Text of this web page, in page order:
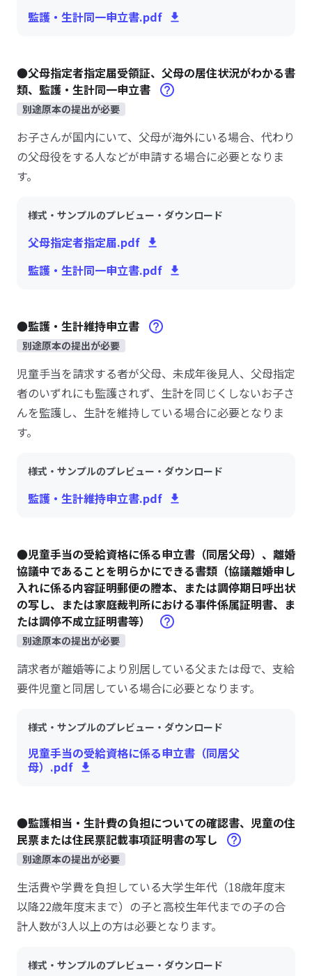
監護・生計同一申立書.pdf
●父母指定者指定届受領証、父母の居住状況がわかる書
類、監護・生計同一申立書
別途原本の提出が必要
お子さんが国内にいて、父母が海外にいる場合、代わり
の父母役をする人などが申請する場合に必要となりま
す。
様式・サンプルのプレビュー・ダウンロード
父母指定者指定届.pdf
監護・生計同一申立書.pdf
●監護・生計維持申立書
別途原本の提出が必要
児童手当を請求する者が父母、未成年後見人、父母指定
者のいずれにも監護されず、生計を同じくしないお子さ
んを監護し、生計を維持している場合に必要となりま
す。
様式・サンプルのプレビュー・ダウンロード
監護・生計維持申立書.pdf
●児童手当の受給資格に係る申立書（同居父母）、離婚
協議中であることを明らかにできる書類（協議離婚申し
入れに係る内容証明郵便の謄本、または調停期日呼出状
の写し、または家庭裁判所における事件係属証明書、ま
たは調停不成立証明書等）
別途原本の提出が必要
請求者が離婚等により別居している父または母で、支給
要件児童と同居している場合に必要となります。
様式・サンプルのプレビュー・ダウンロード
児童手当の受給資格に係る申立書（同居父
母）.pdf
●監護相当・生計費の負担についての確認書、児童の住
民票または住民票記載事項証明書の写し
別途原本の提出が必要
生活費や学費を負担している大学生年代（18歳年度末
以降22歳年度末まで）の子と高校生年代までの子の合
計人数が3人以上の方は必要となります。
様式・サンプルのプレビュー・ダウンロード